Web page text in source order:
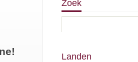
Zoek
Landen